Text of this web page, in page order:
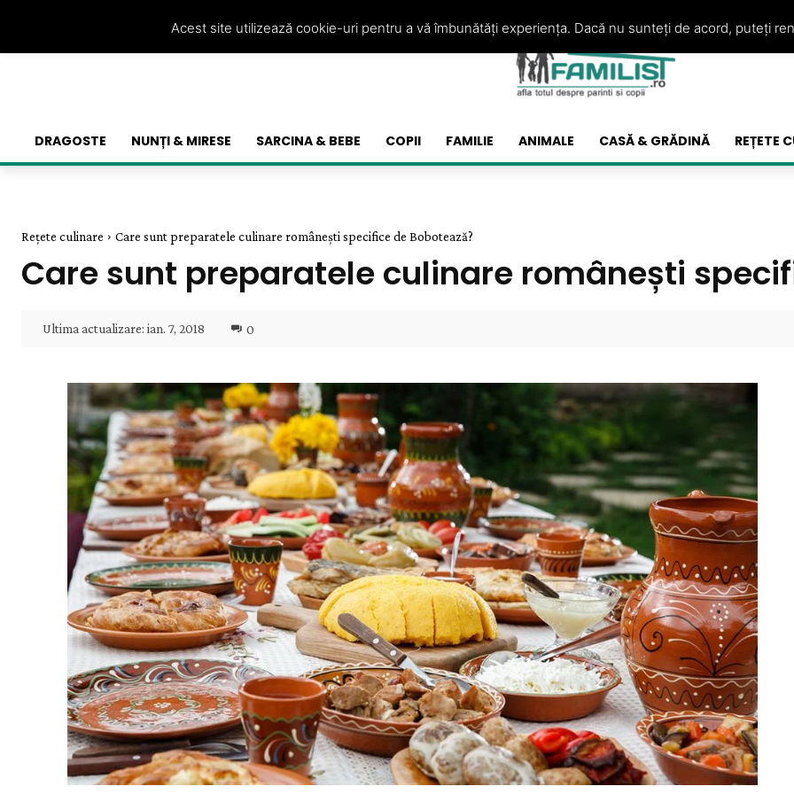
DRAGOSTE NUNȚI & MIRESE SARCINA & BEBE COPII FAMILIE ANIMALE CASĂ & GRĂDINĂ REȚETE
Rețete culinare Care sunt preparatele culinare românești specifice de Bobotează?
Care sunt preparatele culinare românești
Ultima actualizare: ian. 7, 2018 0
Acest site utilizează cookie-uri pentru a vă îmbunătăți experiența. Dacă nu sunteți de acord, puteți